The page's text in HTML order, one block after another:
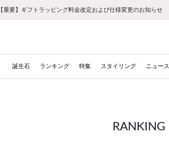
お修理・アフターサービスのご案内
【重要】令和８年熊本地震に伴う集配への影響について
【重要】ギフトラッピング料金改定および仕様変更のお知らせ
【重要】夏季休業の営業についてのご案内
税込5,500円以上で送料無料｜最短24時間以内に発送
新規会員登録で1000ポイントプレゼント！
LINE友だち登録で500円クーポンプレゼント
会員限定！レビュー投稿で100ポイントプレゼント
お修理・アフターサービスのご案内
【重要】令和８年熊本地震に伴う集配への影響について
誕生石 ランキング 特集 スタイリング ニュース
RANKING